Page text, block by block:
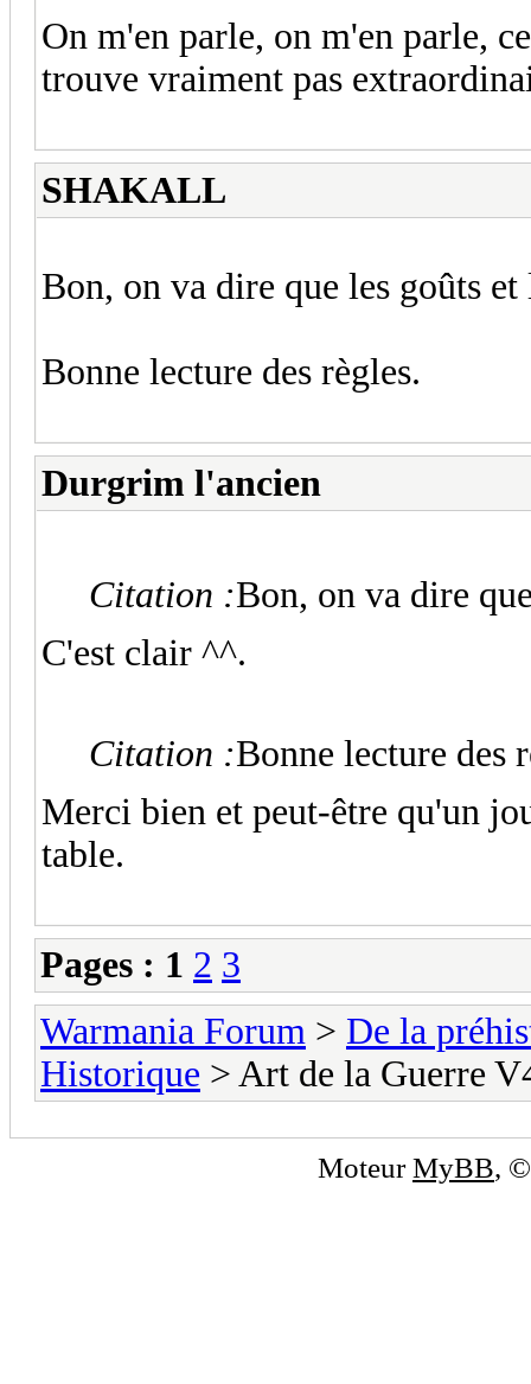
On m'en parle, on m'en parle,
trouve vraiment pas
SHAKALL
Bon, on va dire que les goûts et
Bonne lecture des règles.
Durgrim l'ancien
Citation :Bon, on va dire
C'est clair ^^.
Citation :Bonne lecture des
Merci bien et peut-être qu'un
table.
Pages : 1 2 3
Warmania Forum > De la
Historique > Art de la Guerre
MoteurMyBB,